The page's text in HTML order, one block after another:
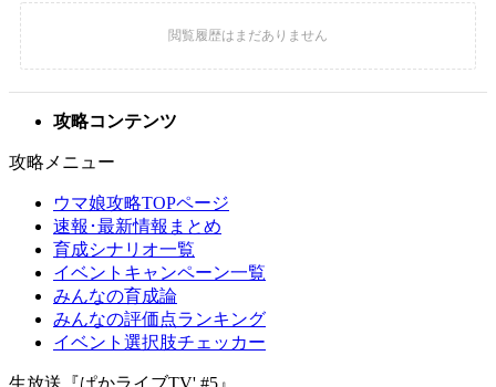
攻略コンテンツ
攻略メニュー
ウマ娘攻略TOPページ
速報･最新情報まとめ
育成シナリオ一覧
イベントキャンペーン一覧
みんなの育成論
みんなの評価点ランキング
イベント選択肢チェッカー
生放送『ぱかライブTV' #5』